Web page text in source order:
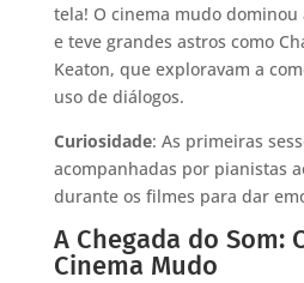
tela! O cinema mudo
e teve grandes astros como
Keaton, que exploravam a
uso de diálogos.
Curiosidade: As primeiras
acompanhadas por pianistas
durante os filmes para dar
A Chegada do Som:
Cinema Mudo